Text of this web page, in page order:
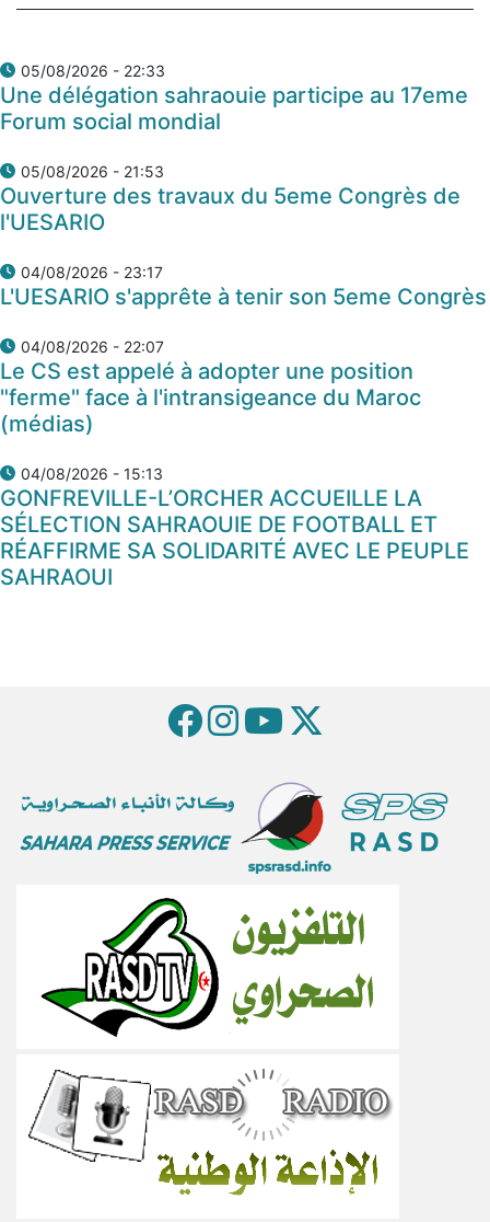
05/08/2026 - 22:33
Une délégation sahraouie participe au 17eme
Forum social mondial
05/08/2026 - 21:53
Ouverture des travaux du 5eme Congrès de
l'UESARIO
04/08/2026 - 23:17
L'UESARIO s'apprête à tenir son 5eme Congrès
04/08/2026 - 22:07
Le CS est appelé à adopter une position
"ferme" face à l'intransigeance du Maroc
(médias)
04/08/2026 - 15:13
GONFREVILLE-L’ORCHER ACCUEILLE LA
SÉLECTION SAHRAOUIE DE FOOTBALL ET
RÉAFFIRME SA SOLIDARITÉ AVEC LE PEUPLE
SAHRAOUI